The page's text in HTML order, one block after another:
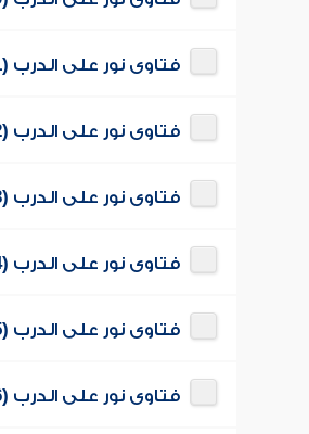
فتاوى نور على الدرب (11)
فتاوى نور على الدرب (12)
فتاوى نور على الدرب (13)
فتاوى نور على الدرب (14)
فتاوى نور على الدرب (15)
فتاوى نور على الدرب (16)